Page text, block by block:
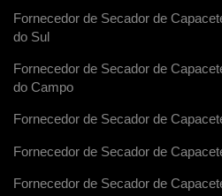
Fornecedor de Secador de
do Sul
Fornecedor de Secador de
do Campo
Fornecedor de Secador de
Fornecedor de Secador de
Fornecedor de Secador de